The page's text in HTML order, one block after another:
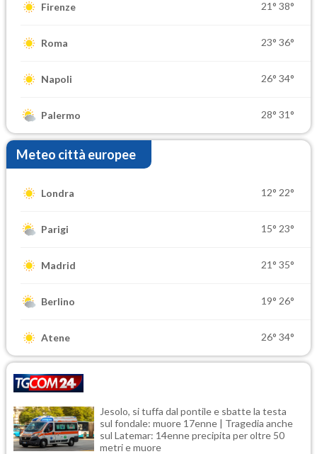
Firenze 21° 38°
Roma 23° 36°
Napoli 26° 34°
Palermo 28° 31°
Meteo città europee
Londra 12° 22°
Parigi 15° 23°
Madrid 21° 35°
Berlino 19° 26°
Atene 26° 34°
Jesolo, si tuffa dal pontile e sbatte la testa
sul fondale: muore 17enne | Tragedia anche
sul Latemar: 14enne precipita per oltre 50
metri e muore